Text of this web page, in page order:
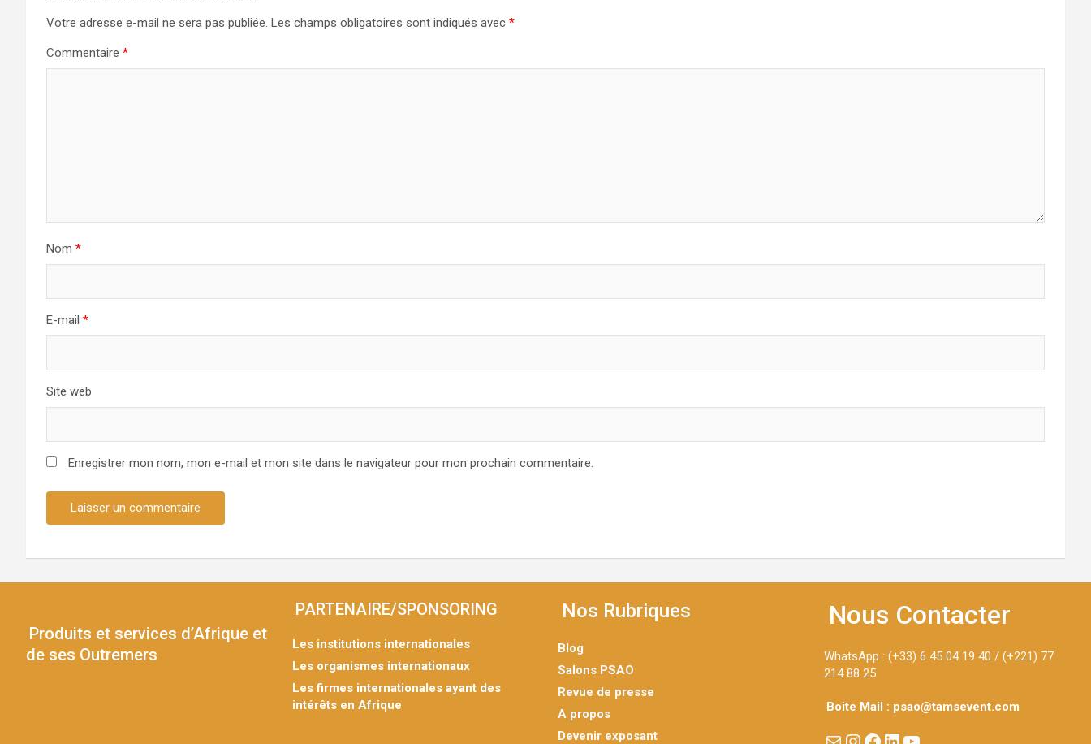
Votre adresse e-mail ne sera pas publiée. Les champs obligatoires sont indiqués avec *
Commentaire *
Nom *
E-mail *
Site web
Enregistrer mon nom, mon e-mail et mon site dans le navigateur pour mon prochain commentaire.
Produits et services d’Afrique et
de ses Outremers
PARTENAIRE/SPONSORING
Les institutions internationales
Les organismes internationaux
Les firmes internationales ayant des
intérêts en Afrique
Nos Rubriques
Blog
Salons PSAO
Revue de presse
A propos
Devenir exposant
Nous Contacter
WhatsApp : (+33) 6 45 04 19 40 / (+221) 77
214 88 25
Boite Mail : psao@tamsevent.com